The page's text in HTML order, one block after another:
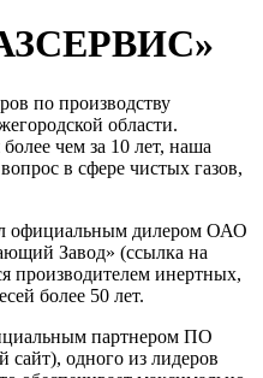
по производству
области.
чем за 10 лет, наша
в сфере чистых газов,
официальным дилером ОАО
Завод» (ссылка на
производителем инертных,
более 50 лет.
партнером ПО
одного из лидеров